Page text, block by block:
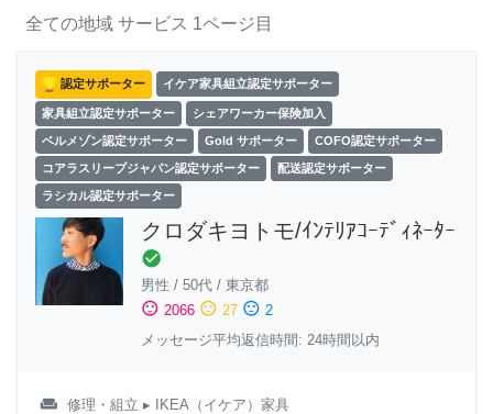
全ての地域 サービス 1ページ目
認定サポーター イケア家具組立認定サポーター
家具組立認定サポーター シェアワーカー保険加入
ベルメゾン認定サポーター Gold サポーター COFO認定サポーター
コアラスリープジャパン認定サポーター 配送認定サポーター
ラシカル認定サポーター
クロダキヨトモ/ｲﾝﾃﾘｱｺｰﾃﾞｨﾈｰﾀｰ
check_circle
男性 / 50代 / 東京都
sentiment_satisfied 2066 sentiment_neutral 27 sentiment_dissatisfied 2
メッセージ平均返信時間: 24時間以内
weekend 修理・組立 ▸ IKEA（イケア）家具